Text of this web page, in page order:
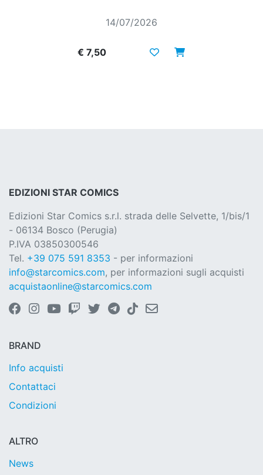
14/07/2026
€ 7,50
EDIZIONI STAR COMICS
Edizioni Star Comics s.r.l. strada delle Selvette, 1/bis/1
- 06134 Bosco (Perugia)
P.IVA 03850300546
Tel. +39 075 591 8353 - per informazioni
info@starcomics.com, per informazioni sugli acquisti
acquistaonline@starcomics.com
BRAND
Info acquisti
Contattaci
Condizioni
ALTRO
News